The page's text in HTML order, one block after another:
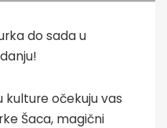
do sada u
kulture očekuju vas
Šaca, magični